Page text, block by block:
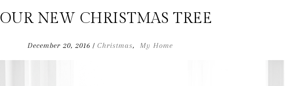
OUR NEW CHRISTMAS TREE
December 20, 2016 Christmas, My Home